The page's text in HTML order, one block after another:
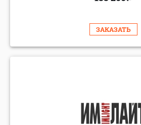
ЗАКАЗАТЬ